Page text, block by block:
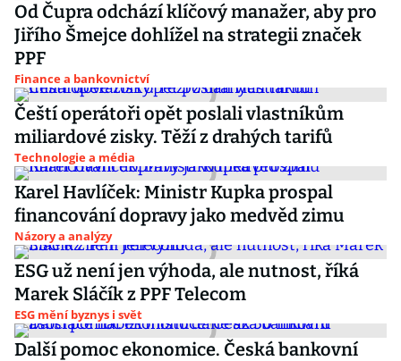
Od Čupra odchází klíčový manažer, aby pro
Jiřího Šmejce dohlížel na strategii značek
PPF
Finance a bankovnictví
Čeští operátoři opět poslali vlastníkům
miliardové zisky. Těží z drahých tarifů
Technologie a média
Karel Havlíček: Ministr Kupka prospal
financování dopravy jako medvěd zimu
Názory a analýzy
ESG už není jen výhoda, ale nutnost, říká
Marek Sláčík z PPF Telecom
ESG mění byznys i svět
Další pomoc ekonomice. Česká bankovní